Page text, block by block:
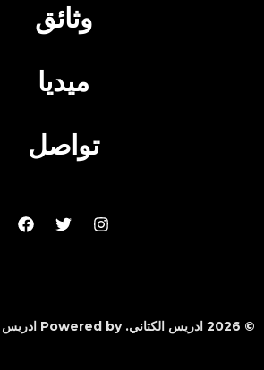
وثائق
ميديا
تواصل
© 2026 ادريس الكتاني. Powered by ادريس الكتاني